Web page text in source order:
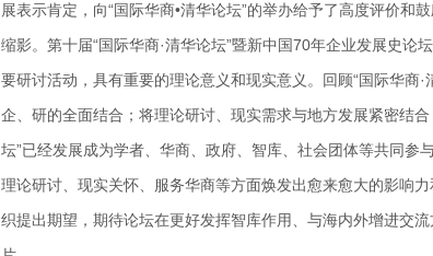
展表示肯定，向“国际华商•清华论坛”的举办给予了高度评价和
缩影。第十届“国际华商·清华论坛”暨新中国70年企业发展史
要研讨活动，具有重要的理论意义和现实意义。
回顾“国际华商
企、研的全面结合；将理论研讨、现实需求与地方发展紧密结
坛”已经发展成为学者、华商、政府、智库、社会团体等共同
理论研讨、现实关怀、服务华商等方面焕发出愈来愈大的影响
织提出期望，期待论坛在更好发挥智库作用、与海内外增进交